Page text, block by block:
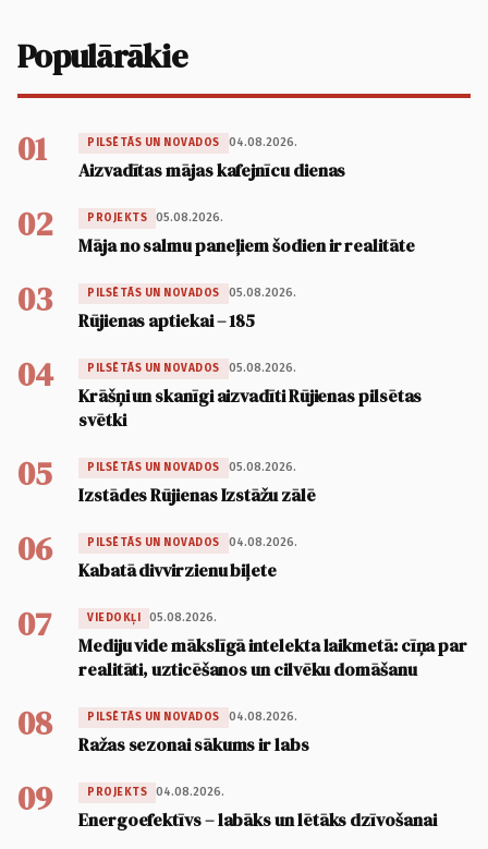
Populārākie
01 PILSĒTĀS UN NOVADOS 04.08.2026.
Aizvadītas mājas kafejnīcu dienas
02 PROJEKTS 05.08.2026.
Māja no salmu paneļiem šodien ir realitāte
03 PILSĒTĀS UN NOVADOS 05.08.2026.
Rūjienas aptiekai – 185
04 PILSĒTĀS UN NOVADOS 05.08.2026.
Krāšņi un skanīgi aizvadīti Rūjienas pilsētas
svētki
05 PILSĒTĀS UN NOVADOS 05.08.2026.
Izstādes Rūjienas Izstāžu zālē
06 PILSĒTĀS UN NOVADOS 04.08.2026.
Kabatā divvirzienu biļete
07 VIEDOKĻI 05.08.2026.
Mediju vide mākslīgā intelekta laikmetā: cīņa par
realitāti, uzticēšanos un cilvēku domāšanu
08 PILSĒTĀS UN NOVADOS 04.08.2026.
Ražas sezonai sākums ir labs
09 PROJEKTS 04.08.2026.
Energoefektīvs – labāks un lētāks dzīvošanai